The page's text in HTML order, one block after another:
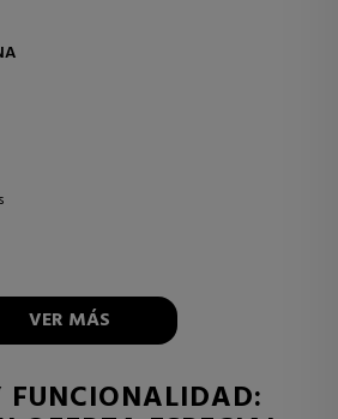
VER MÁS
FUNCIONALIDAD: